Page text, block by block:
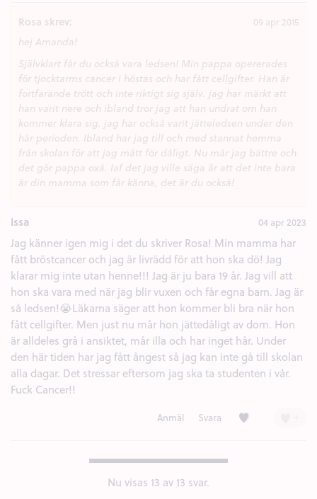
Rosa skrev: 09 apr 2015
hej Amanda!
Självklart får du också vara ledsen! Min pappa opererades
för tjocktarms cancer i höstas och har fått cellgifter. Han är
fortfarande trött och inte riktigt sig själv. jag har märkt att
han varit nere och ibland tror jag att han undrat om han
kommer klara sig. jag har också varit jätteledsen under den
här perioden. Ibland har jag till och med stannat hemma
från skolan för att jag mått för dåligt. Nu mår jag bättre och
det gör pappa oxå. Iaf det jag ville säga är att det inte bara
är din mamma som får känna, det är du också!
Issa 04 apr 2023
Jag känner igen mig i det du skriver Rosa! Min mamma har
fått bröstcancer och jag är livrädd för att hon ska dö! Jag
klarar mig inte utan henne!!! Jag är ju bara 19 år. Jag vill att
hon ska vara med när jag blir vuxen och får egna barn. Jag är
så ledsen!😭Läkarna säger att hon kommer bli bra när hon
fått cellgifter. Men just nu mår hon jättedåligt av dom. Hon
är alldeles grå i ansiktet, mår illa och har inget hår. Under
den här tiden har jag fått ångest så jag kan inte gå till skolan
alla dagar. Det stressar eftersom jag ska ta studenten i vår.
Fuck Cancer!!
Anmäl Svara Kärlek (1)
Nu visas 13 av 13 svar.